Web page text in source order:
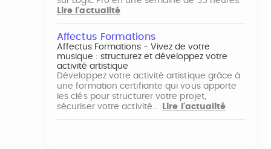
Lire l'actualité
Affectus Formations
Affectus Formations - Vivez de votre
musique : structurez et développez votre
activité artistique
Développez votre activité artistique grâce à
une formation certifiante qui vous apporte
les clés pour structurer votre projet,
sécuriser votre activité…
Lire l'actualité